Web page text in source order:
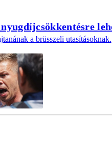
a brüsszeli utasításoknak.